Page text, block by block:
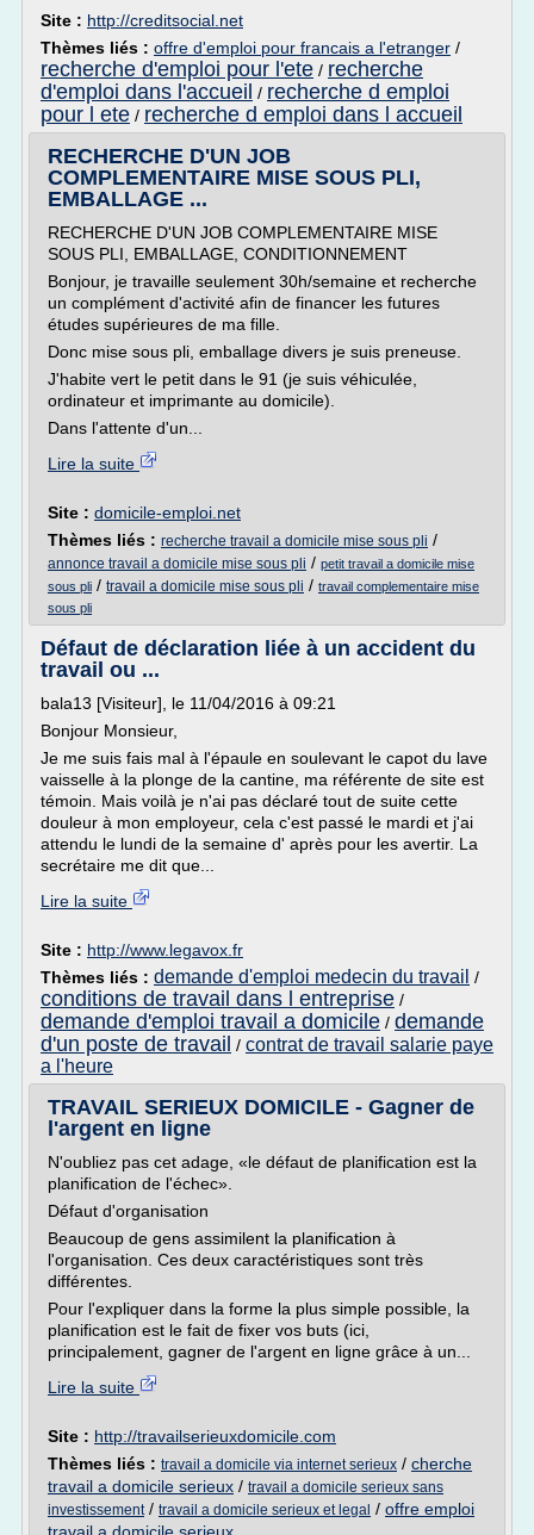
Site : http://creditsocial.net
Thèmes liés : offre d'emploi pour francais a l'etranger /
recherche d'emploi pour l'ete / recherche
d'emploi dans l'accueil / recherche d emploi
pour l ete / recherche d emploi dans l accueil
RECHERCHE D'UN JOB
COMPLEMENTAIRE MISE SOUS PLI,
EMBALLAGE ...
RECHERCHE D'UN JOB COMPLEMENTAIRE MISE
SOUS PLI, EMBALLAGE, CONDITIONNEMENT
Bonjour, je travaille seulement 30h/semaine et recherche
un complément d'activité afin de financer les futures
études supérieures de ma fille.
Donc mise sous pli, emballage divers je suis preneuse.
J'habite vert le petit dans le 91 (je suis véhiculée,
ordinateur et imprimante au domicile).
Dans l'attente d'un...
Lire la suite
Site : domicile-emploi.net
Thèmes liés : recherche travail a domicile mise sous pli /
annonce travail a domicile mise sous pli / petit travail a domicile mise
sous pli / travail a domicile mise sous pli / travail complementaire mise
sous pli
Défaut de déclaration liée à un accident du
travail ou ...
bala13 [Visiteur], le 11/04/2016 à 09:21
Bonjour Monsieur,
Je me suis fais mal à l'épaule en soulevant le capot du lave
vaisselle à la plonge de la cantine, ma référente de site est
témoin. Mais voilà je n'ai pas déclaré tout de suite cette
douleur à mon employeur, cela c'est passé le mardi et j'ai
attendu le lundi de la semaine d' après pour les avertir. La
secrétaire me dit que...
Lire la suite
Site : http://www.legavox.fr
Thèmes liés : demande d'emploi medecin du travail /
conditions de travail dans l entreprise /
demande d'emploi travail a domicile / demande
d'un poste de travail / contrat de travail salarie paye
a l'heure
TRAVAIL SERIEUX DOMICILE - Gagner de
l'argent en ligne
N'oubliez pas cet adage, «le défaut de planification est la
planification de l'échec».
Défaut d'organisation
Beaucoup de gens assimilent la planification à
l'organisation. Ces deux caractéristiques sont très
différentes.
Pour l'expliquer dans la forme la plus simple possible, la
planification est le fait de fixer vos buts (ici,
principalement, gagner de l'argent en ligne grâce à un...
Lire la suite
Site : http://travailserieuxdomicile.com
Thèmes liés : travail a domicile via internet serieux / cherche
travail a domicile serieux / travail a domicile serieux sans
investissement/ travail a domicile serieux et legal / offre emploi